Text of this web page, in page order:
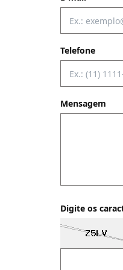
Telefone
Mensagem
Digite os